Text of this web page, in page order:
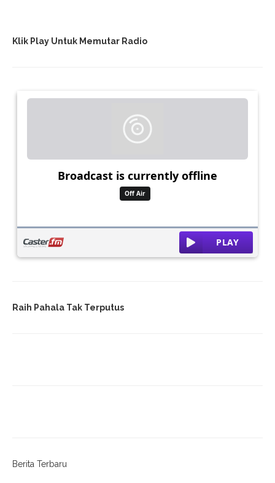
Klik Play Untuk Memutar Radio
Raih Pahala Tak Terputus
Berita Terbaru